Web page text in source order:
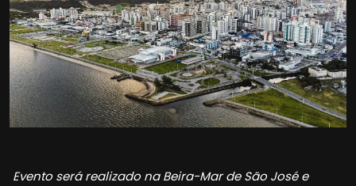
Evento será realizado na Beira-Mar de São José e